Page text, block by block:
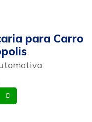
para Carro
Whatsapp